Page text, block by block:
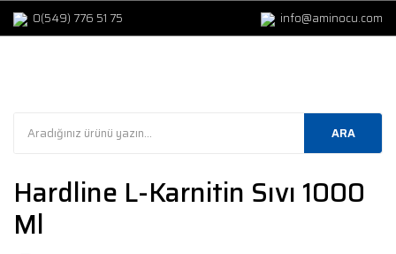
0(549) 776 51 75 info@aminocu.com
ARA
Hardline L-Karnitin Sıvı 1000
Ml